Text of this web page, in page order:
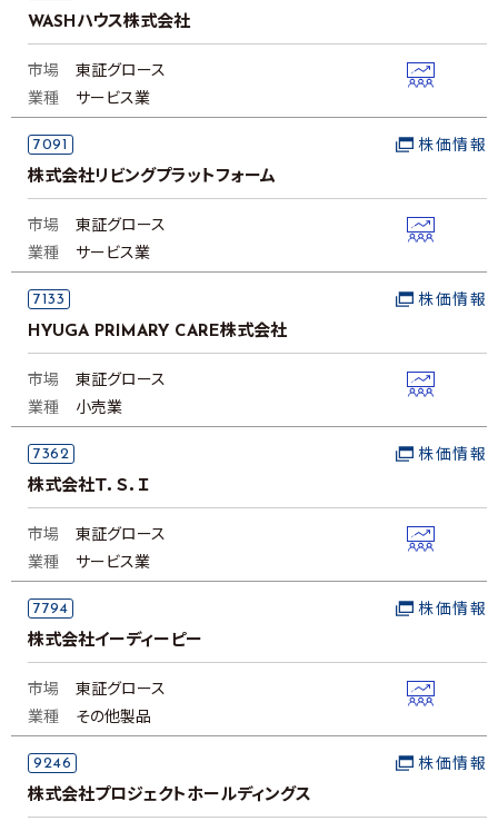
WASHハウス株式会社
市場
東証グロース
業種
サービス業
7091
株式会社リビングプラットフォーム
株価情報
市場
東証グロース
業種
サービス業
7133
HYUGA PRIMARY CARE株式会社
株価情報
市場
東証グロース
業種
小売業
7362
株式会社Ｔ．Ｓ．Ｉ
株価情報
市場
東証グロース
業種
サービス業
7794
株式会社イーディーピー
株価情報
市場
東証グロース
業種
その他製品
9246
株式会社プロジェクトホールディングス
株価情報